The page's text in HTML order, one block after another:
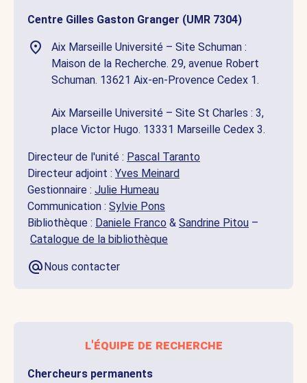
Centre Gilles Gaston Granger (UMR 7304)
Aix Marseille Université – Site Schuman :
Maison de la Recherche. 29, avenue Robert
Schuman. 13621 Aix-en-Provence Cedex 1.
Aix Marseille Université – Site St Charles : 3,
place Victor Hugo. 13331 Marseille Cedex 3.
Directeur de l'unité : Pascal Taranto
Directeur adjoint : Yves Meinard
Gestionnaire : Julie Humeau
Communication : Sylvie Pons
Bibliothèque : Daniele Franco & Sandrine Pitou –
Catalogue de la bibliothèque
Nous contacter
l'équipe de recherche
Chercheurs permanents